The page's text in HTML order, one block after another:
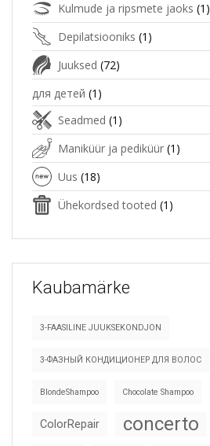
Kulmude ja ripsmete jaoks (1)
Depilatsiooniks (1)
Juuksed (72)
для детей (1)
Seadmed (1)
Maniküür ja pediküür (1)
Uus (18)
Ühekordsed tooted (1)
Kaubamärke
3-FAASILINE JUUKSEKONDJON
3-ФАЗНЫЙ КОНДИЦИОНЕР ДЛЯ ВОЛОС
BlondeShampoo Chocolate Shampoo
ColorRepair concerto